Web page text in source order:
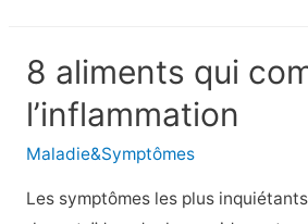
la
tête
pour
8 aliments qui
l’inflammation
Maladie&Symptômes
Les symptômes les plus